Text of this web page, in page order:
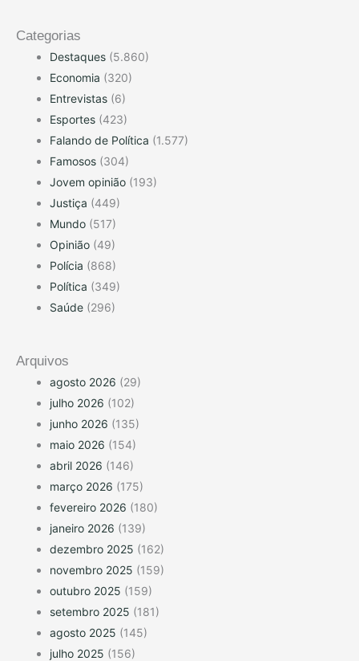
Categorias
Destaques (5.860)
Economia (320)
Entrevistas (6)
Esportes (423)
Falando de Política (1.577)
Famosos (304)
Jovem opinião (193)
Justiça (449)
Mundo (517)
Opinião (49)
Polícia (868)
Política (349)
Saúde (296)
Arquivos
agosto 2026 (29)
julho 2026 (102)
junho 2026 (135)
maio 2026 (154)
abril 2026 (146)
março 2026 (175)
fevereiro 2026 (180)
janeiro 2026 (139)
dezembro 2025 (162)
novembro 2025 (159)
outubro 2025 (159)
setembro 2025 (181)
agosto 2025 (145)
julho 2025 (156)